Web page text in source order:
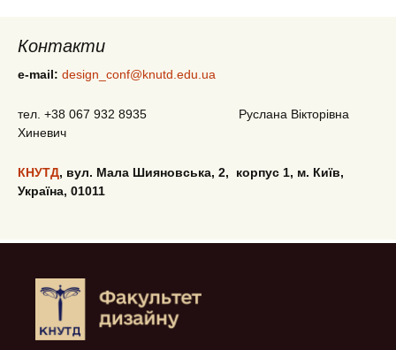
Контакти
e-mail: design_conf@knutd.edu.ua
тел. +38 067 932 8935 Руслана Вікторівна
Хиневич
КНУТД, вул. Мала Шияновська, 2, корпус 1, м. Київ,
Україна, 01011